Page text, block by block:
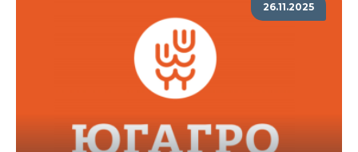
26.11.2025